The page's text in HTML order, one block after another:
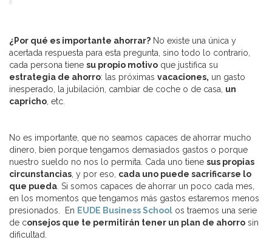
¿Por qué es importante ahorrar? No existe una única y
acertada respuesta para esta pregunta, sino todo lo contrario,
cada persona tiene su propio motivo que justifica su
estrategia de ahorro: las próximas vacaciones, un gasto
inesperado, la jubilación, cambiar de coche o de casa, un
capricho , etc.
No es importante, que no seamos capaces de ahorrar mucho
dinero, bien porque tengamos demasiados gastos o porque
nuestro sueldo no nos lo permita. Cada uno tiene sus propias
circunstancias , y por eso, cada uno puede sacrificarse lo
que pueda . Si somos capaces de ahorrar un poco cada mes,
en los momentos que tengamos más gastos estaremos menos
presionados. En EUDE Business School os traemos una serie
de consejos que te permitirán tener un plan de ahorro sin
dificultad.